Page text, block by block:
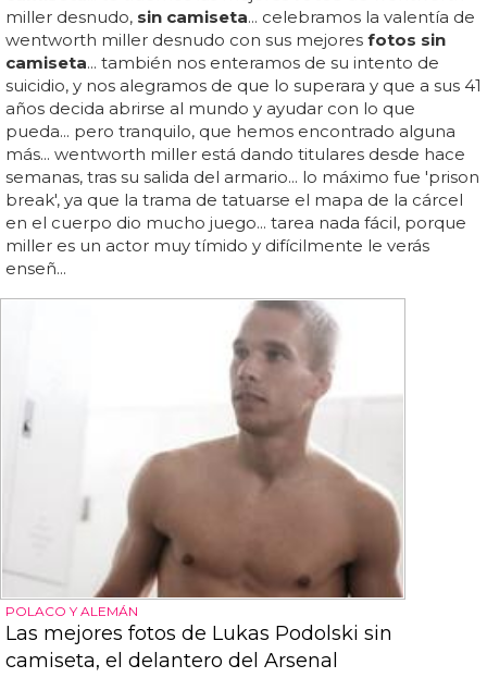
miller desnudo, sin camiseta... celebramos la valentía de
wentworth miller desnudo con sus mejores fotos sin
camiseta... también nos enteramos de su intento de
suicidio, y nos alegramos de que lo superara y que a sus 41
años decida abrirse al mundo y ayudar con lo que
pueda... pero tranquilo, que hemos encontrado alguna
más... wentworth miller está dando titulares desde hace
semanas, tras su salida del armario... lo máximo fue 'prison
break', ya que la trama de tatuarse el mapa de la cárcel
en el cuerpo dio mucho juego... tarea nada fácil, porque
miller es un actor muy tímido y difícilmente le verás
enseñ...
POLACO Y ALEMÁN
Las mejores fotos de Lukas Podolski sin
camiseta, el delantero del Arsenal